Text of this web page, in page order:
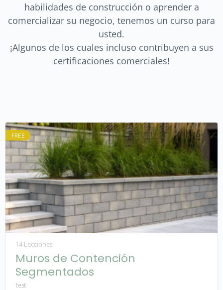
habilidades de construcción o aprender a
comercializar su negocio, tenemos un curso para
usted.
¡Algunos de los cuales incluso contribuyen a sus
certificaciones comerciales!
FREE
14 Lecciones
Muros de Contención
Segmentados
test